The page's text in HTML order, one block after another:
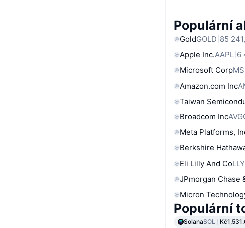
Populární
GoldGOLD 85
Apple Inc.AAPL 6
Microsoft Corp
Amazon.com Inc
Taiwan
Broadcom Inc
Meta Platforms,
Berkshire
Eli Lilly And CoLLY
JPmorgan Chase
Micron
Populární
SolanaSOL